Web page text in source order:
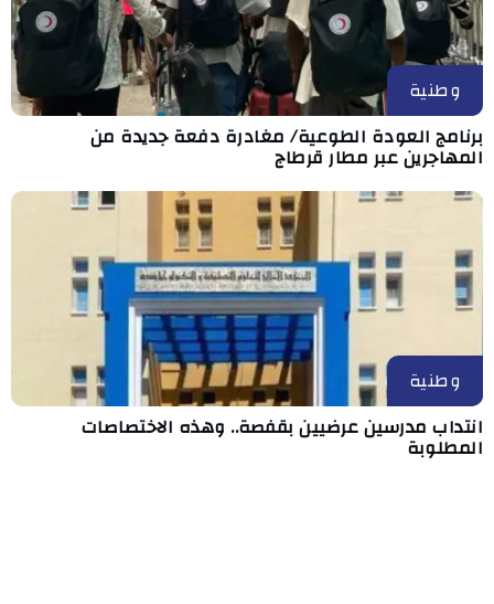
وطنية
برنامج العودة الطوعية/ مغادرة دفعة جديدة من
المهاجرين عبر مطار قرطاج
وطنية
انتداب مدرسين عرضيين بقفصة.. وهذه الاختصاصات
المطلوبة